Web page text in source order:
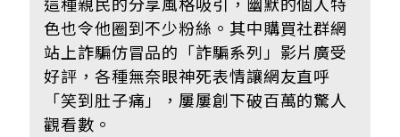
色也令他圈到不少粉絲。其中購買社群網
站上詐騙仿冒品的「詐騙系列」影片廣受
好評，各種無奈眼神死表情讓網友直呼
「笑到肚子痛」，屢屢創下破百萬的驚人
觀看數。